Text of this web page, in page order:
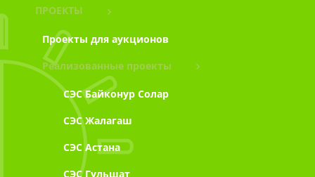
ПРОЕКТЫ
Проекты для аукционов
Реализованные проекты
СЭС Байконур Солар
СЭС Жалагаш
СЭС Астана
СЭС Гульшат